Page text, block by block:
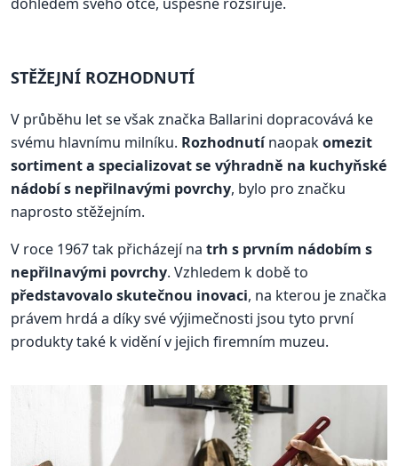
STĚŽEJNÍ ROZHODNUTÍ
V průběhu let se však značka Ballarini dopracovává ke
svému hlavnímu milníku. Rozhodnutínaopakomezit
sortiment a specializovat se výhradně na kuchyňské
nádobí s nepřilnavými povrchy, bylo pro značku
naprosto stěžejním.
V roce 1967 tak přicházejí na trh s prvním nádobím s
nepřilnavými povrchy. Vzhledem k době to
představovalo skutečnou inovaci, na kterou je značka
právem hrdá a díky své výjimečnosti jsou tyto první
produkty také k vidění v jejich firemním muzeu.